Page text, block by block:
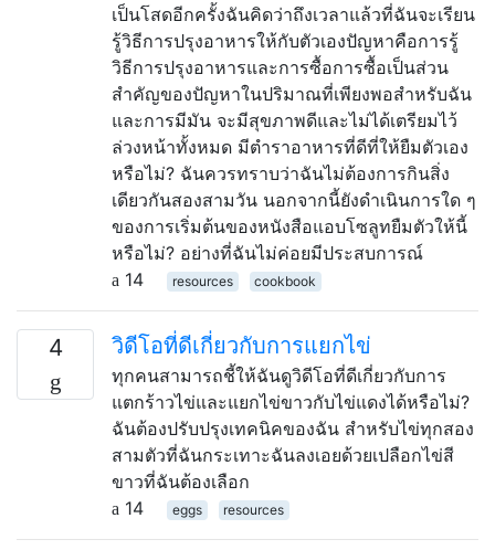
เป็นโสดอีกครั้งฉันคิดว่าถึงเวลาแล้วที่ฉันจะเรียน
รู้วิธีการปรุงอาหารให้กับตัวเองปัญหาคือการรู้
วิธีการปรุงอาหารและการซื้อการซื้อเป็นส่วน
สำคัญของปัญหาในปริมาณที่เพียงพอสำหรับฉัน
และการมีมัน จะมีสุขภาพดีและไม่ได้เตรียมไว้
ล่วงหน้าทั้งหมด มีตำราอาหารที่ดีที่ให้ยืมตัวเอง
หรือไม่? ฉันควรทราบว่าฉันไม่ต้องการกินสิ่ง
เดียวกันสองสามวัน นอกจากนี้ยังดำเนินการใด ๆ
ของการเริ่มต้นของหนังสือแอบโซลูทยืมตัวให้นี้
หรือไม่? อย่างที่ฉันไม่ค่อยมีประสบการณ์
14
resources cookbook
4 วิดีโอที่ดีเกี่ยวกับการแยกไข่
ทุกคนสามารถชี้ให้ฉันดูวิดีโอที่ดีเกี่ยวกับการ
แตกร้าวไข่และแยกไข่ขาวกับไข่แดงได้หรือไม่?
ฉันต้องปรับปรุงเทคนิคของฉัน สำหรับไข่ทุกสอง
สามตัวที่ฉันกระเทาะฉันลงเอยด้วยเปลือกไข่สี
ขาวที่ฉันต้องเลือก
14
eggs resources